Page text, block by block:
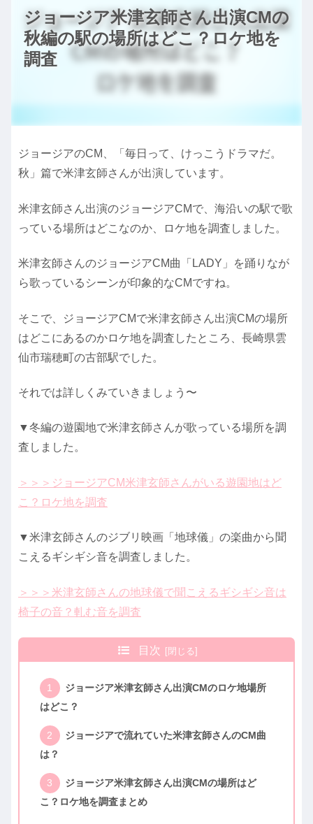
ジョージア米津玄師さん出演CMの
秋編の駅の場所はどこ？ロケ地を
調査
ジョージアのCM、「毎日って、けっこうドラマだ。
秋」篇で米津玄師さんが出演しています。
米津玄師さん出演のジョージアCMで、海沿いの駅で歌
っている場所はどこなのか、ロケ地を調査しました。
米津玄師さんのジョージアCM曲「LADY」を踊りなが
ら歌っているシーンが印象的なCMですね。
そこで、ジョージアCMで米津玄師さん出演CMの場所
はどこにあるのかロケ地を調査したところ、長崎県雲
仙市瑞穂町の古部駅でした。
それでは詳しくみていきましょう〜
▼冬編の遊園地で米津玄師さんが歌っている場所を調
査しました。
＞＞＞ジョージアCM米津玄師さんがいる遊園地はど
こ？ロケ地を調査
▼米津玄師さんのジブリ映画「地球儀」の楽曲から聞
こえるギシギシ音を調査しました。
＞＞＞米津玄師さんの地球儀で聞こえるギシギシ音は
椅子の音？軋む音を調査
目次
ジョージア米津玄師さん出演CMのロケ地場所
はどこ？
ジョージアで流れていた米津玄師さんのCM曲
は？
ジョージア米津玄師さん出演CMの場所はど
こ？ロケ地を調査まとめ